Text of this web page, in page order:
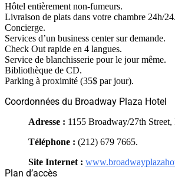
Hôtel entièrement non-fumeurs.
Livraison de plats dans votre chambre 24h/24.
Concierge.
Services d’un business center sur demande.
Check Out rapide en 4 langues.
Service de blanchisserie pour le jour même.
Bibliothèque de CD.
Parking à proximité (35$ par jour).
Coordonnées du Broadway Plaza Hotel
Adresse : 1155 Broadway/27th
Téléphone : (212) 679 7665.
Site Internet :
Plan d’accès